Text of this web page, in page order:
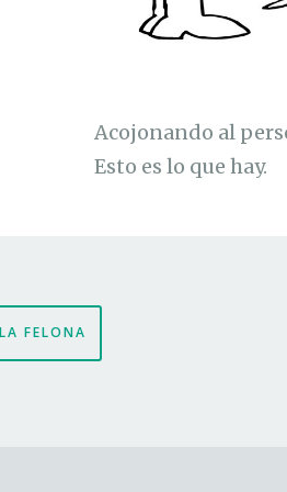
Acojonando al
Esto es lo que hay.
FELONA